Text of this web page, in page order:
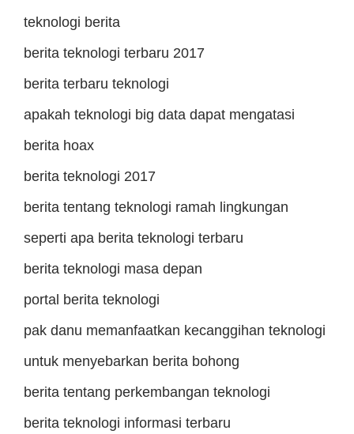
teknologi berita
berita teknologi terbaru 2017
berita terbaru teknologi
apakah teknologi big data dapat mengatasi
berita hoax
berita teknologi 2017
berita tentang teknologi ramah lingkungan
seperti apa berita teknologi terbaru
berita teknologi masa depan
portal berita teknologi
pak danu memanfaatkan kecanggihan teknologi
untuk menyebarkan berita bohong
berita tentang perkembangan teknologi
berita teknologi informasi terbaru